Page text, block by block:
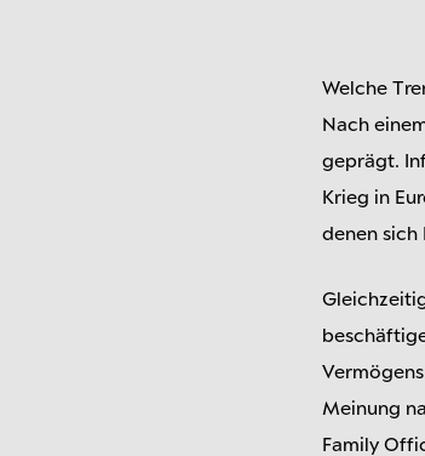
Welche
Nach
geprägt.
Krieg in
denen sich
Meinung
Family